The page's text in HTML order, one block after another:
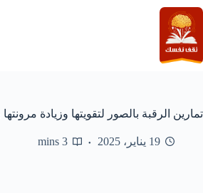
التجاوز
إلى
المحتوى
تمارين الرقبة بالصور لتقويتها وزيادة
19 يناير، 2025 3 mins